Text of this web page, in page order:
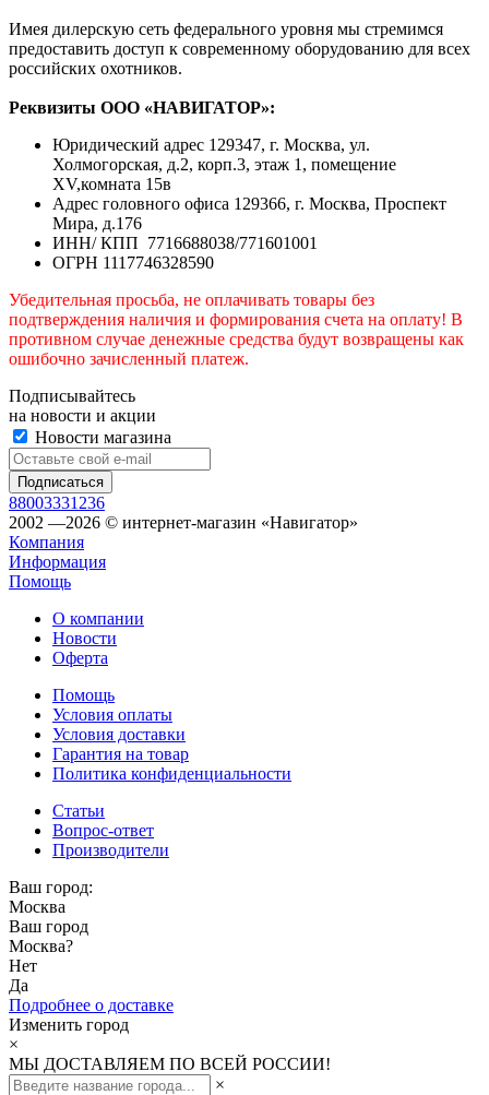
Имея дилерскую сеть федерального уровня мы стремимся
предоставить доступ к современному оборудованию для всех
российских охотников.
Реквизиты ООО «НАВИГАТОР»:
Юридический адрес 129347, г. Москва, ул.
Холмогорская, д.2, корп.3, этаж 1, помещение
XV,комната 15в
Адрес головного офиса 129366, г. Москва, Проспект
Мира, д.176
ИНН/ КПП 7716688038/771601001
ОГРН 1117746328590
Убедительная просьба, не оплачивать товары без
подтверждения наличия и формирования счета на оплату! В
противном случае денежные средства будут возвращены как
ошибочно зачисленный платеж.
Подписывайтесь
на новости и акции
Новости магазина
88003331236
2002 —2026 © интернет-магазин «Навигатор»
Компания
Информация
Помощь
О компании
Новости
Оферта
Помощь
Условия оплаты
Условия доставки
Гарантия на товар
Политика конфиденциальности
Статьи
Вопрос-ответ
Производители
Ваш город:
Москва
Ваш город
Москва?
Нет
Да
Подробнее о доставке
Изменить город
×
МЫ ДОСТАВЛЯЕМ ПО ВСЕЙ РОССИИ!
×